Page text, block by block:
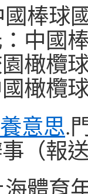
國棒球
中國
橄欖
橄欖球
意思.
（報